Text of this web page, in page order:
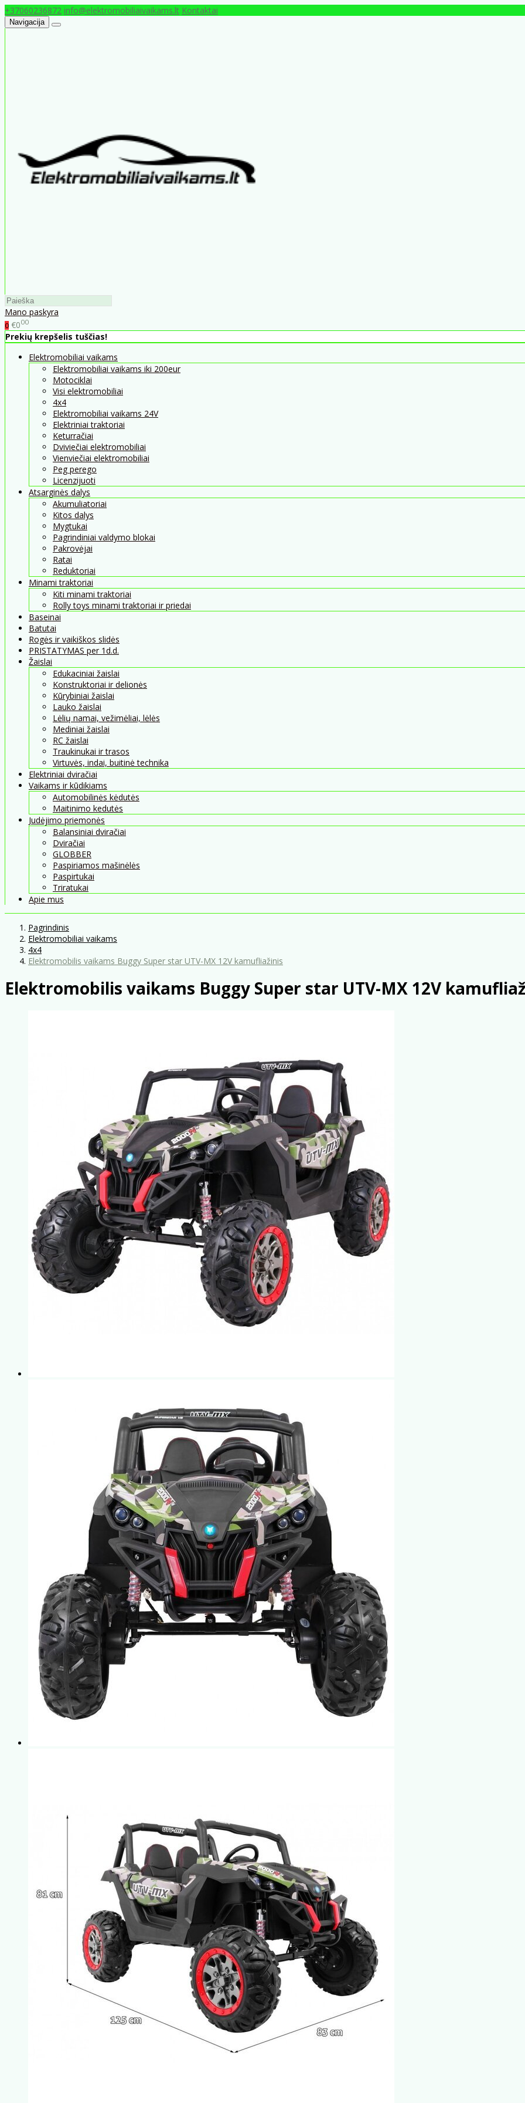
+37060236872 info@elektromobiliaivaikams.lt Kontaktai
Navigacija
Mano paskyra
0 €000
Prekių krepšelis tuščias!
Elektromobiliai vaikams
Elektromobiliai vaikams iki 200eur
Motociklai
Visi elektromobiliai
4x4
Elektromobiliai vaikams 24V
Elektriniai traktoriai
Keturračiai
Dviviečiai elektromobiliai
Vienviečiai elektromobiliai
Peg perego
Licenzijuoti
Atsarginės dalys
Akumuliatoriai
Kitos dalys
Mygtukai
Pagrindiniai valdymo blokai
Pakrovėjai
Ratai
Reduktoriai
Minami traktoriai
Kiti minami traktoriai
Rolly toys minami traktoriai ir priedai
Baseinai
Batutai
Rogės ir vaikiškos slidės
PRISTATYMAS per 1d.d.
Žaislai
Edukaciniai žaislai
Konstruktoriai ir delionės
Kūrybiniai žaislai
Lauko žaislai
Lėlių namai, vežimėliai, lėlės
Mediniai žaislai
RC žaislai
Traukinukai ir trasos
Virtuvės, indai, buitinė technika
Elektriniai dviračiai
Vaikams ir kūdikiams
Automobilinės kėdutės
Maitinimo kedutės
Judėjimo priemonės
Balansiniai dviračiai
Dviračiai
GLOBBER
Paspiriamos mašinėlės
Paspirtukai
Triratukai
Apie mus
Pagrindinis
Elektromobiliai vaikams
4x4
Elektromobilis vaikams Buggy Super star UTV-MX 12V kamufliažinis
Elektromobilis vaikams Buggy Super star UTV-MX 12V